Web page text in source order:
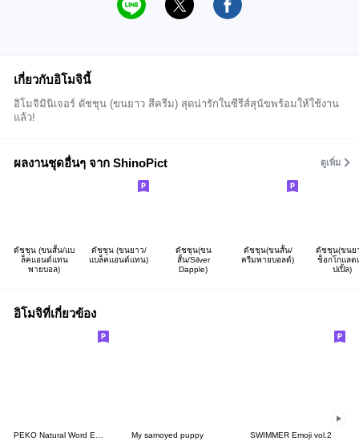
เกี่ยวกับอิโมจินี้
อิโมจิมินิเจอร์ ดัชชุน (ขนยาว สีครีม) สุดน่ารักในซีรีส์สุนัขพร้อมให้ใช้งาน
แล้ว!
ผลงานชุดอื่นๆ จาก ShinoPict ดูเพิ่ม
ดัชชุน (ขนสั้น/แบ
ล็คแอนด์แทน
พายบอล)
ดัชชุน (ขนยาว/
แบล็คแอนด์แทน)
ดัชชุน(ขน
สั้น/Silver
Dapple)
ดัชชุน(ขนสั้น/
ครีมพายบอลด์)
ดัชชุน(ขนย
ช็อกโกแลต
ปเปิ้ล)
อิโมจิที่เกี่ยวข้อง
My samoyed puppy SWIMMER Emoji vol.2